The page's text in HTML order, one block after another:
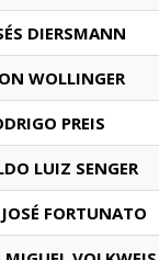
DIERSMANN
WOLLINGER
PREIS
LUIZ SENGER
FORTUNATO